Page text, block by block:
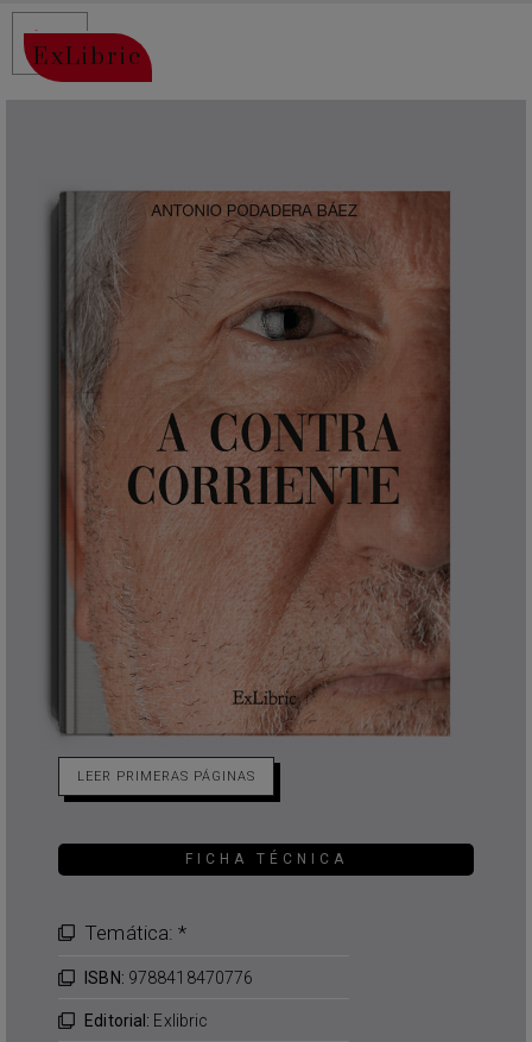
ExLibric
LEER PRIMERAS PÁGINAS
FICHA TÉCNICA
Temática: *
ISBN: 9788418470776
Editorial: Exlibric